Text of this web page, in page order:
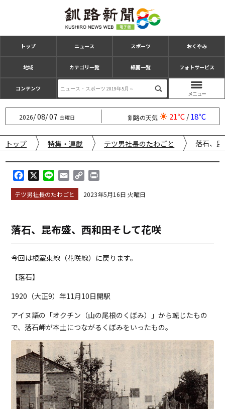
トップ ニュース スポーツ おくやみ
地域 カテゴリ一覧 紙面一覧 フォトサービス
コンテンツ
2026/08/07 金曜日 釧路の天気 21℃/18℃
トップ 特集・連載 テツ男社長のたわごと 落石、
a
c
o
o
k
i
n
m
a
p
i
n
k
i
テツ男社長のたわごと 2023年5月16日 火曜日
落石、昆布盛、西和田そして花咲
今回は根室東線（花咲線）に戻ります。
【落石】
1920（大正9）年11月10日開駅
アイヌ語の「オクチン（山の尾根のくぼみ）」から転じたもの
で、落石岬が本土につながるくぼみをいったもの。